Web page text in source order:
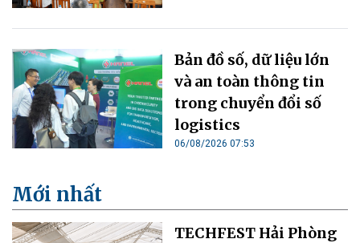
Bản đồ số, dữ liệu lớn
và an toàn thông tin
trong chuyển đổi số
logistics
06/08/2026 07:53
Mới nhất
TECHFEST Hải Phòng